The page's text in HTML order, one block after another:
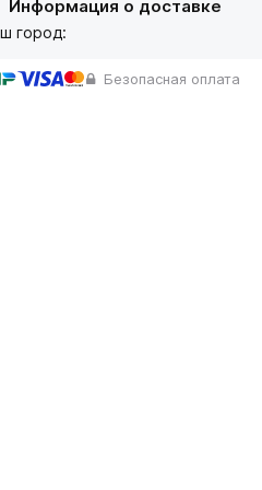
Информация о доставке
город:
Безопасная оплата